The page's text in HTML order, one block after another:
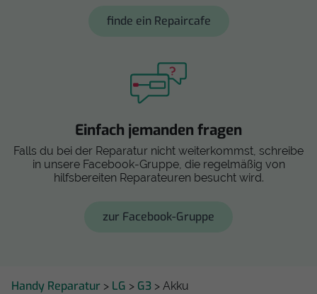
finde ein Repaircafe
Einfach jemanden fragen
Falls du bei der Reparatur nicht weiterkommst, schreibe
in unsere Facebook-Gruppe, die regelmäßig von
hilfsbereiten Reparateuren besucht wird.
zur Facebook-Gruppe
Handy Reparatur > LG > G3 > Akku